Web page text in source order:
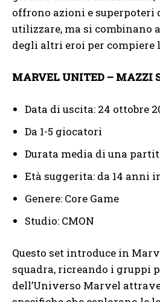
offrono azioni e superpoteri
utilizzare, ma si combinano
degli altri eroi per compiere
MARVEL UNITED – MAZZI
Data di uscita: 24 ottobre
Da 1-5 giocatori
Durata media di una
Età suggerita: da 14 anni
Genere: Core Game
Studio: CMON
Questo set introduce in
squadra, ricreando i gruppi
dell’Universo Marvel